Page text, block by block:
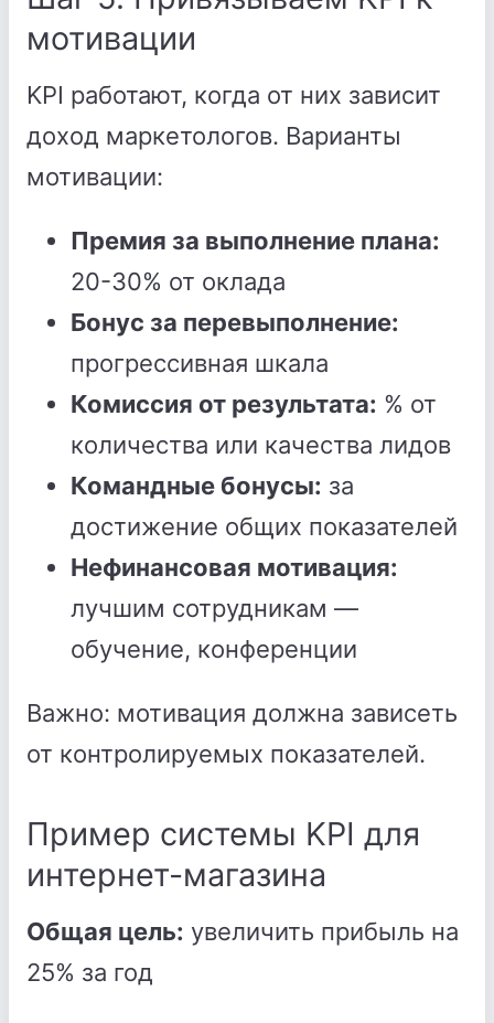
мотивации
KPI работают, когда от них зависит
доход маркетологов. Варианты
мотивации:
Премия за выполнение плана:
20-30% от оклада
Бонус за перевыполнение:
прогрессивная шкала
Комиссия от результата: % от
количества или качества лидов
Командные бонусы: за
достижение общих показателей
Нефинансовая мотивация:
лучшим сотрудникам —
обучение, конференции
Важно: мотивация должна зависеть
от контролируемых показателей.
Пример системы KPI для
интернет-магазина
Общая цель: увеличить прибыль на
25% за год